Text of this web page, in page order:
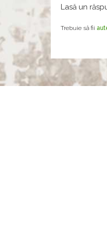
Lasă un
Trebuie să fii